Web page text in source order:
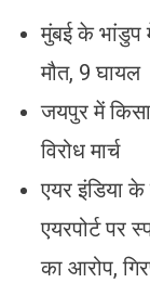
मुंबई के भांडुप
मौत, 9 घायल
जयपुर में
विरोध मार्च
एयर इंडिया
एयरपोर्ट पर
का आरोप,